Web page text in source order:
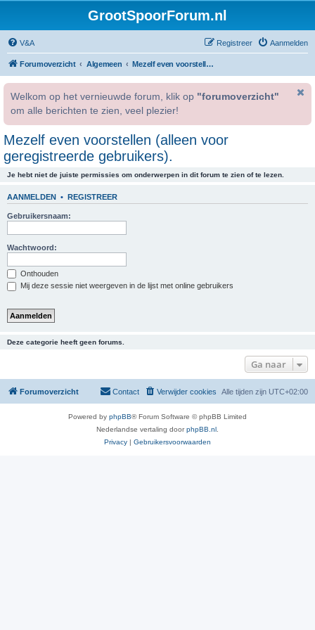
GrootSpoorForum.nl
V&A Aanmelden
Registreer
Forumoverzicht Algemeen Mezelf even voorstellen (alleen voor geregistreerde gebruikers).
Welkom op het vernieuwde forum, klik op "forumoverzicht"
om alle berichten te zien, veel plezier!
Mezelf even voorstellen (alleen voor
geregistreerde gebruikers).
Je hebt niet de juiste permissies om onderwerpen in dit forum te zien of te lezen.
AANMELDEN • REGISTREER
Gebruikersnaam:
Wachtwoord:
Onthouden
Mij deze sessie niet weergeven in de lijst met online gebruikers
Deze categorie heeft geen forums.
Ga naar
Forumoverzicht Alle tijden zijn UTC+02:00
Verwijder cookies
Contact
Powered by phpBB® Forum Software © phpBB Limited
Nederlandse vertaling doorphpBB.nl
Privacy | Gebruikersvoorwaarden